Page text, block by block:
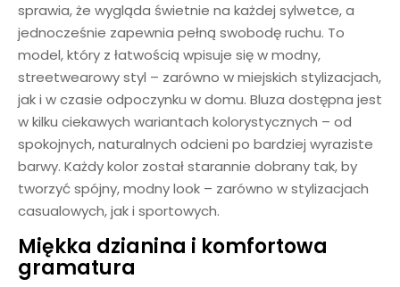
sprawia, że wygląda świetnie na każdej sylwetce, a
jednocześnie zapewnia pełną swobodę ruchu. To
model, który z łatwością wpisuje się w modny,
streetwearowy styl – zarówno w miejskich stylizacjach,
jak i w czasie odpoczynku w domu. Bluza dostępna jest
w kilku ciekawych wariantach kolorystycznych – od
spokojnych, naturalnych odcieni po bardziej wyraziste
barwy. Każdy kolor został starannie dobrany tak, by
tworzyć spójny, modny look – zarówno w stylizacjach
casualowych, jak i sportowych.
Miękka dzianina i komfortowa
gramatura